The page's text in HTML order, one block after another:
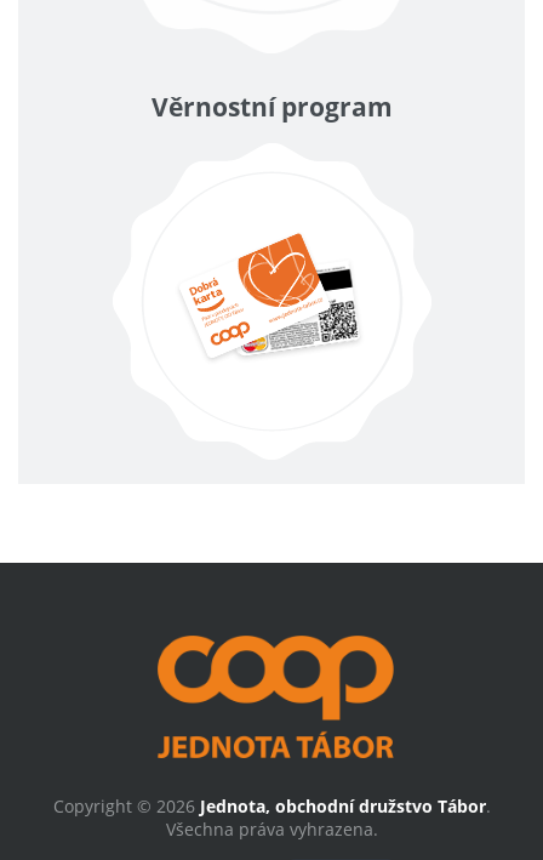
Věrnostní program
Copyright © 2026 Jednota, obchodní družstvo Tábor.
Všechna práva vyhrazena.